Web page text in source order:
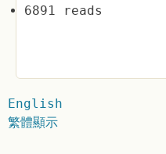
6891 reads
English
繁體顯示